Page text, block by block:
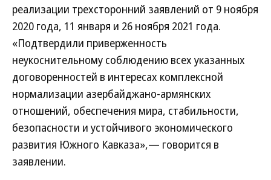
реализации трехсторонний заявлений от 9 ноября
2020 года, 11 января и 26 ноября 2021 года.
«Подтвердили приверженность
неукоснительному соблюдению всех указанных
договоренностей в интересах комплексной
нормализации азербайджано-армянских
отношений, обеспечения мира, стабильности,
безопасности и устойчивого экономического
развития Южного Кавказа»,— говорится в
заявлении.